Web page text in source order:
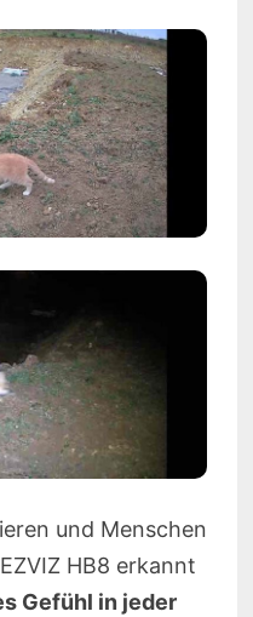
und Menschen
HB8 erkannt
Gefühl in jeder